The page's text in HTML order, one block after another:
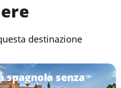
destinazione
spagnola senza